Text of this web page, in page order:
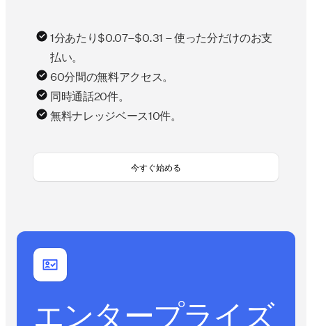
1分あたり$0.07–$0.31 – 使った分だけのお支
払い。
60分間の無料アクセス。
同時通話20件。
無料ナレッジベース10件。
今すぐ始める
エンタープライズ